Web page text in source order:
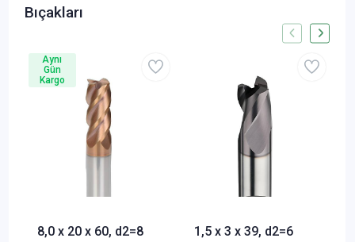
Bıçakları
8,0 x 20 x 60, d2=8
Aynı
Gün
Kargo
1,5 x 3 x 39, d2=6